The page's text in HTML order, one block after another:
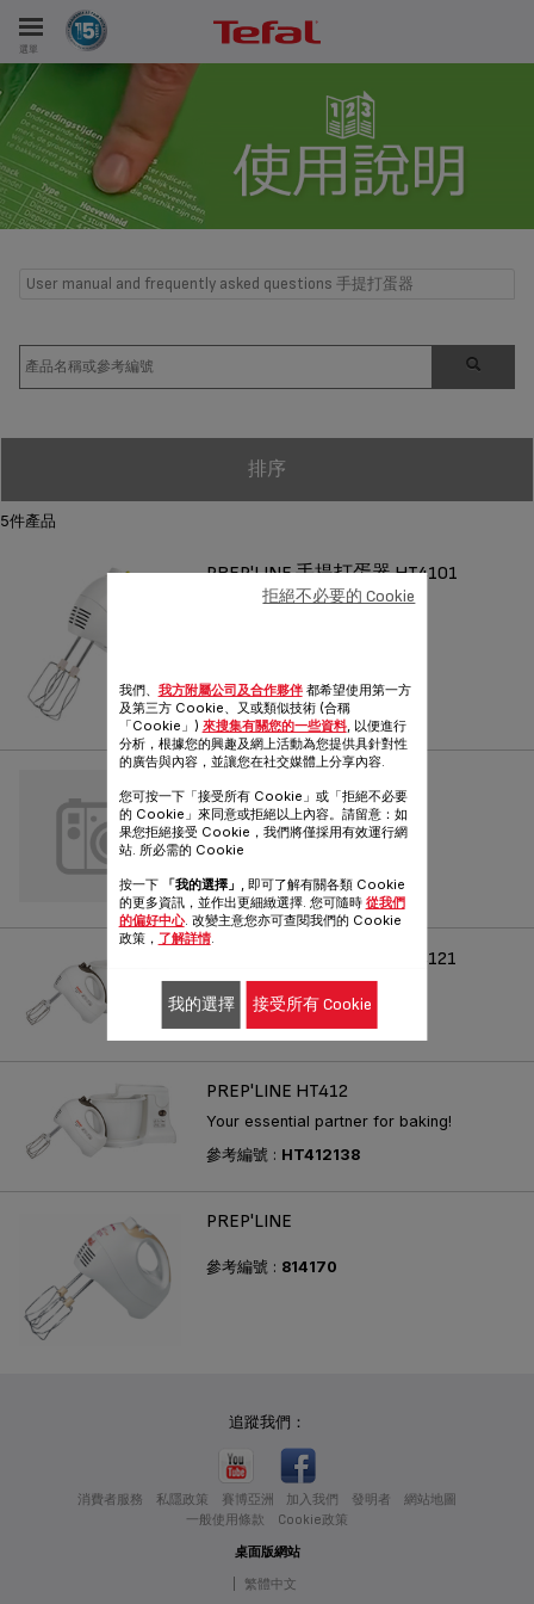
選單
User manual and frequently asked questions 手提打蛋器
排序
5件產品
PREP'LINE 手提打蛋器 HT4101
您必須的烘焙好拍檔!
參考編號 :814360
PREP'LINE 手提打蛋器 HT4121
參考編號 :HT412162
PREP'LINE HT412
Your essential partner for baking!
參考編號 : HT412138
PREP'LINE
參考編號 : 814170
追蹤我們：
消費者服務 私隱政策 賽博亞洲 加入我們 發明者
網站地圖
一般使用條款
Cookie政策
桌面版網站
繁體中文
我們、 我方附屬公司及合作夥伴都希望使用第一方
及第三方 Cookie、又或類似技術 (合稱
「Cookie」) 來搜集有關您的一些資料, 以便進行
分析，根據您的興趣及網上活動為您提供具針對性
的廣告與內容，並讓您在社交媒體上分享內容.
您可按一下「接受所有 Cookie」或「拒絕不必要
的 Cookie」來同意或拒絕以上內容。請留意：如
果您拒絕接受 Cookie，我們將僅採用有效運行網
站. 所必需的 Cookie
按一下 「我的選擇」
, 即可了解有關各類 Cookie
的更多資訊，並作出更細緻選擇. 您可隨時 從我們
的偏好中心. 改變主意您亦可查閱我們的 Cookie
政策， 了解詳情.
拒絕不必要的 Cookie
我的選擇 接受所有 Cookie